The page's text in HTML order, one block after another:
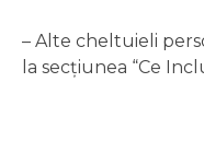
– Alte cheltuieli
la secțiunea “Ce